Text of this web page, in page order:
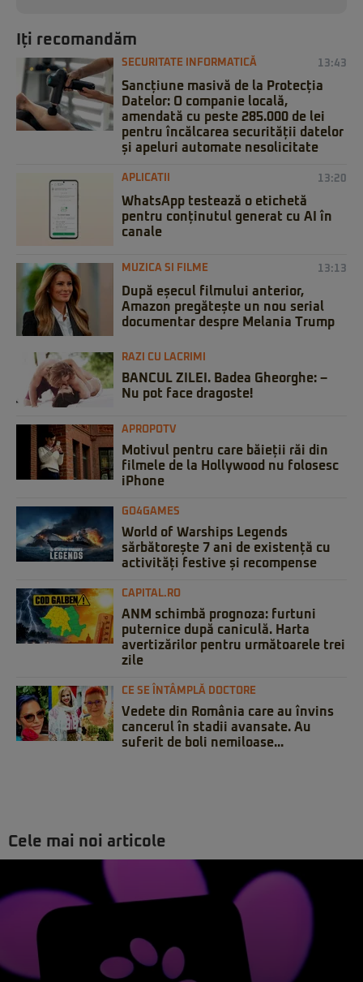
Iți recomandăm
SECURITATE INFORMATICĂ 13:43
Sancțiune masivă de la Protecția
Datelor: O companie locală,
amendată cu peste 285.000 de lei
pentru încălcarea securității datelor
și apeluri automate nesolicitate
APLICATII 13:20
WhatsApp testează o etichetă
pentru conținutul generat cu AI în
canale
MUZICA SI FILME 13:13
După eșecul filmului anterior,
Amazon pregătește un nou serial
documentar despre Melania Trump
RAZI CU LACRIMI
BANCUL ZILEI. Badea Gheorghe: –
Nu pot face dragoste!
APROPOTV
Motivul pentru care băieții răi din
filmele de la Hollywood nu folosesc
iPhone
GO4GAMES
World of Warships Legends
sărbătorește 7 ani de existență cu
activități festive și recompense
CAPITAL.RO
ANM schimbă prognoza: furtuni
puternice după caniculă. Harta
avertizărilor pentru următoarele trei
zile
CE SE ÎNTÂMPLĂ DOCTORE
Vedete din România care au învins
cancerul în stadii avansate. Au
suferit de boli nemiloase...
Cele mai noi articole